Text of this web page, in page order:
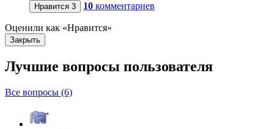
Нравится 3 10 комментариев
Оценили как «Нравится»
Закрыть
Лучшие вопросы пользователя
Все вопросы (6)